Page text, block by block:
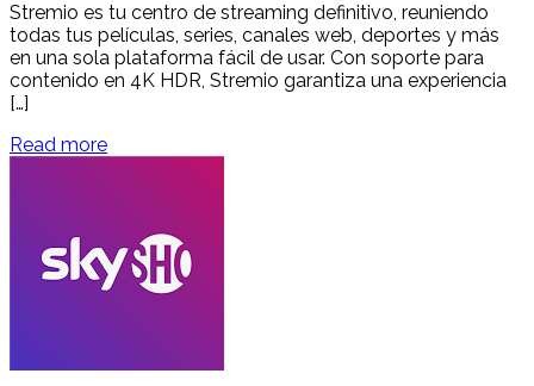
Stremio es tu centro de streaming definitivo, reuniendo
todas tus películas, series, canales web, deportes y más
en una sola plataforma fácil de usar. Con soporte para
contenido en 4K HDR, Stremio garantiza una experiencia
[…]
Read more